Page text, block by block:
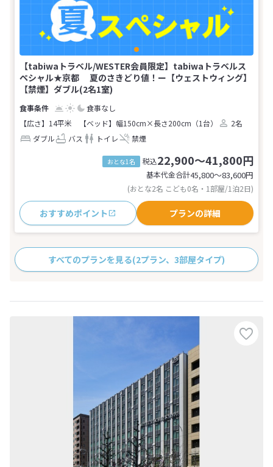
【tabiwaトラベル/WESTER会員限定】tabiwaトラベルス
ペシャル★京都 夏のさきどり値！ー【ウェストウィング】
【禁煙】ダブル(2名1室)
食事なし
【広さ】14平米
【ベッド】幅150cm×長さ200cm（1台）
2名
ダブル
バス トイレ 禁煙
おとな1名 税込22,900～41,800円
基本代金合計45,800〜83,600円
(おとな2名 こども0名・1部屋/1泊2日)
おすすめポイント プランの詳細
すべてのプランを見る(2プラン、3部屋タイプ)